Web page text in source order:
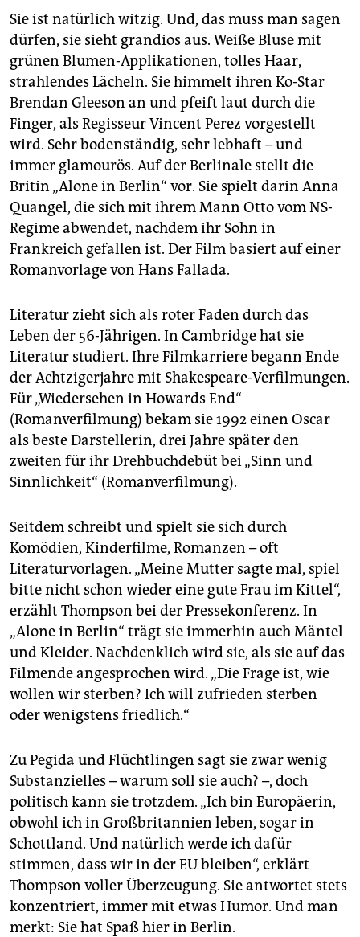
Sie ist natürlich witzig. Und, das muss man sagen
dürfen, sie sieht grandios aus. Weiße Bluse mit
grünen Blumen-Applikationen, tolles Haar,
strahlendes Lächeln. Sie himmelt ihren Ko-Star
Brendan Gleeson an und pfeift laut durch die
Finger, als Regisseur Vincent Perez vorgestellt
wird. Sehr bodenständig, sehr lebhaft – und
immer glamourös. Auf der Berlinale stellt die
Britin „Alone in Berlin“ vor. Sie spielt darin Anna
Quangel, die sich mit ihrem Mann Otto vom NS-
Regime abwendet, nachdem ihr Sohn in
Frankreich gefallen ist. Der Film basiert auf einer
Romanvorlage von Hans Fallada.
Literatur zieht sich als roter Faden durch das
Leben der 56-Jährigen. In Cambridge hat sie
Literatur studiert. Ihre Filmkarriere begann Ende
der Achtzigerjahre mit Shakespeare-Verfilmungen.
Für „Wiedersehen in Howards End“
(Romanverfilmung) bekam sie 1992 einen Oscar
als beste Darstellerin, drei Jahre später den
zweiten für ihr Drehbuchdebüt bei „Sinn und
Sinnlichkeit“ (Romanverfilmung).
Seitdem schreibt und spielt sie sich durch
Komödien, Kinderfilme, Romanzen – oft
Literaturvorlagen. „Meine Mutter sagte mal, spiel
bitte nicht schon wieder eine gute Frau im Kittel“,
erzählt Thompson bei der Pressekonferenz. In
„Alone in Berlin“ trägt sie immerhin auch Mäntel
und Kleider. Nachdenklich wird sie, als sie auf das
Filmende angesprochen wird. „Die Frage ist, wie
wollen wir sterben? Ich will zufrieden sterben
oder wenigstens friedlich.“
Zu Pegida und Flüchtlingen sagt sie zwar wenig
Substanzielles – warum soll sie auch? –, doch
politisch kann sie trotzdem. „Ich bin Europäerin,
obwohl ich in Großbritannien leben, sogar in
Schottland. Und natürlich werde ich dafür
stimmen, dass wir in der EU bleiben“, erklärt
Thompson voller Überzeugung. Sie antwortet stets
konzentriert, immer mit etwas Humor. Und man
merkt: Sie hat Spaß hier in Berlin.